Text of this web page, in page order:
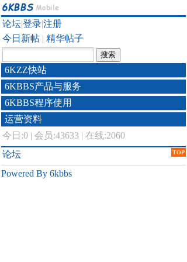
论坛|登录|注册
今日新帖 | 精华帖子
6KZZ快站
6KBBS产品与服务
6KBBS程序使用
运营资料
今日:0 | 会员:43633 | 在线:2060
TOP
论坛
Powered By 6kbbs